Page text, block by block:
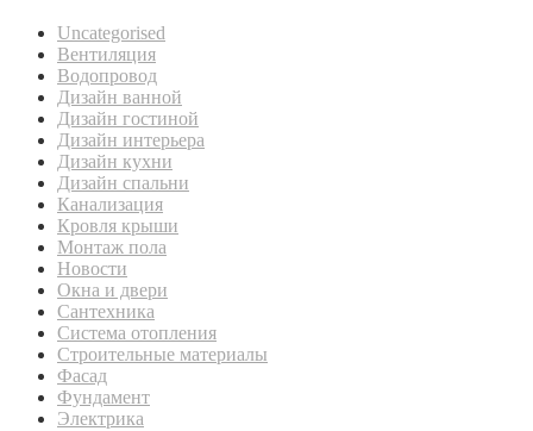
Uncategorised
Вентиляция
Водопровод
Дизайн ванной
Дизайн гостиной
Дизайн интерьера
Дизайн кухни
Дизайн спальни
Канализация
Кровля крыши
Монтаж пола
Новости
Окна и двери
Сантехника
Система отопления
Строительные материалы
Фасад
Фундамент
Электрика